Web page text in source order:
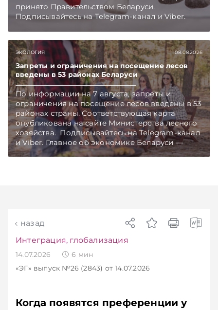
принято Правительством Беларуси.
Подписывайтесь на Telegram‑канал и Viber.
Главное об экономике Беларуси — раньше,
ЭКОЛОГИЯ 08.08.2026
Запреты и ограничения на посещение лесов
введены в 53 районах Беларуси
По информации на 7 августа, запреты и
ограничения на посещение лесов введены в 53
районах страны. Соответствующая карта
опубликована на сайте Министерства лесного
хозяйства. Подписывайтесь на Telegram‑канал
и Viber. Главное об экономике Беларуси —
раньше, чем в новостях TelegramViber
назад
Интеграция, глобализация
14.07.2026 6 мин
«ЭГ» выпуск №26 (2843) от 14.07.2026
Когда появятся преференции у